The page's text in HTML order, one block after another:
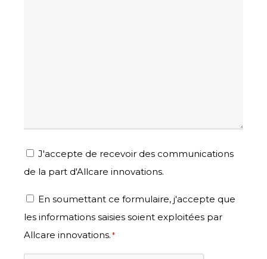
Newsletter
J'accepte de recevoir des communications
de la part d'Allcare innovations.
RGPD
*
En soumettant ce formulaire, j'accepte que
les informations saisies soient exploitées par
Allcare innovations.*